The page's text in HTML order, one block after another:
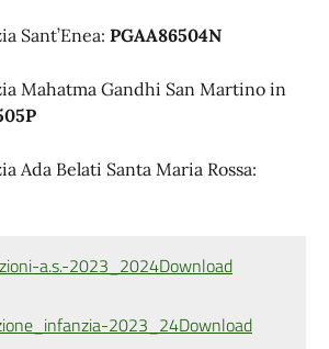
Sant’Enea: PGAA86504N
Mahatma Gandhi San Martino in
Ada Belati Santa Maria Rossa:
a.s.-2023_2024Download
2023_24Download